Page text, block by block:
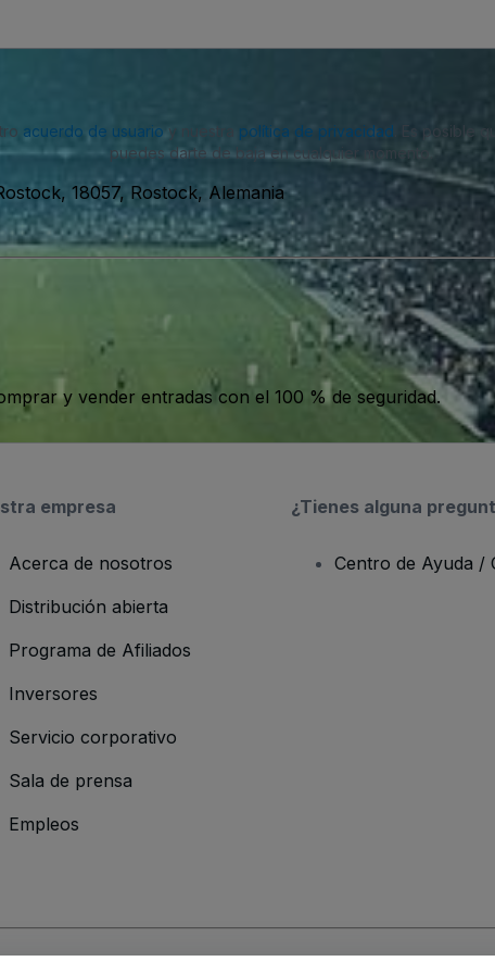
acuerdo de usuarioy nuestra política de privacidad . Es posible
puedes darte de baja en cualquier momento.
18057, Rostock, Alemania
y vender entradas con el 100 % de seguridad.
empresa
Acerca de nosotros
Distribución abierta
Programa de Afiliados
Inversores
Servicio corporativo
Sala de prensa
Empleos
¿Tienes alguna
Centro de Ayuda /